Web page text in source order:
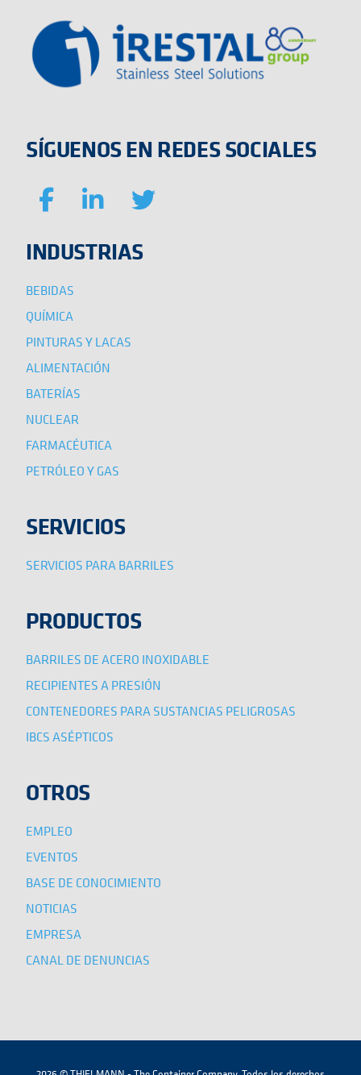
SÍGUENOS EN REDES SOCIALES
INDUSTRIAS
BEBIDAS
QUÍMICA
PINTURAS Y LACAS
ALIMENTACIÓN
BATERÍAS
NUCLEAR
FARMACÉUTICA
PETRÓLEO Y GAS
SERVICIOS
SERVICIOS PARA BARRILES
PRODUCTOS
BARRILES DE ACERO INOXIDABLE
RECIPIENTES A PRESIÓN
CONTENEDORES PARA SUSTANCIAS PELIGROSAS
IBCS ASÉPTICOS
OTROS
EMPLEO
EVENTOS
BASE DE CONOCIMIENTO
NOTICIAS
EMPRESA
CANAL DE DENUNCIAS